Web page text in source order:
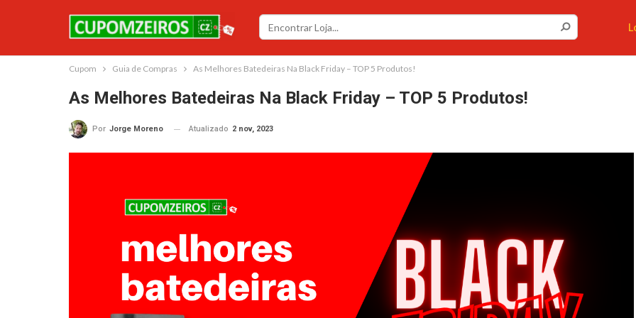
Cupom Guia de Compras As Melhores Batedeiras Na Black Friday – TOP 5 Produtos!
As Melhores Batedeiras Na Black Friday – TOP 5 Produtos!
Por Jorge Moreno Atualizado 2 nov, 2023